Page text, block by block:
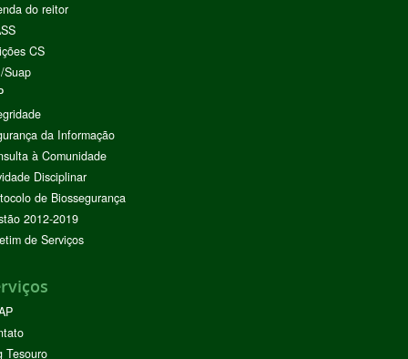
do reitor
CS
Suap
da Informação
à Comunidade
Disciplinar
de Biossegurança
2012-2019
de Serviços
Tesouro